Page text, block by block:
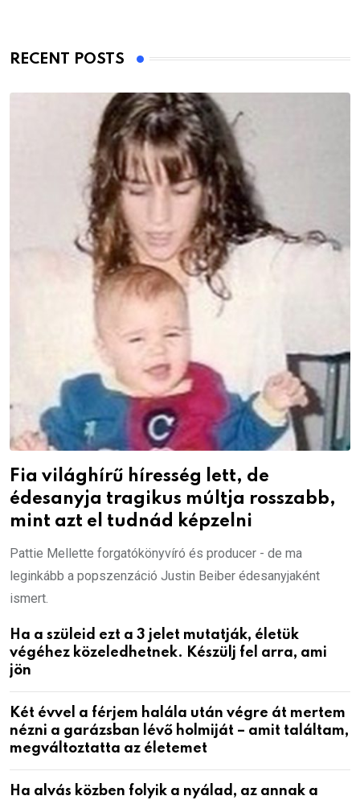
RECENT POSTS
Fia világhírű híresség lett, de
édesanyja tragikus múltja rosszabb,
mint azt el tudnád képzelni
Pattie Mellette forgatókönyvíró és producer - de ma
leginkább a popszenzáció Justin Beiber édesanyjaként
ismert.
Ha a szüleid ezt a 3 jelet mutatják, életük
végéhez közeledhetnek. Készülj fel arra, ami
jön
Két évvel a férjem halála után végre át mertem
nézni a garázsban lévő holmiját – amit találtam,
megváltoztatta az életemet
Ha alvás közben folyik a nyálad, az annak a